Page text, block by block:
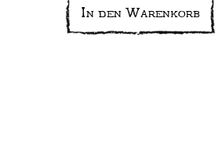
In den Warenkorb